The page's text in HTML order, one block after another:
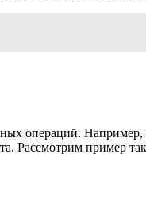
операций. Например,
Рассмотрим пример